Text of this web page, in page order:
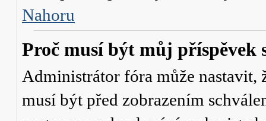
Nahoru
Proč musí být můj příspěvek
Administrátor fóra může nastavit,
musí být před zobrazením